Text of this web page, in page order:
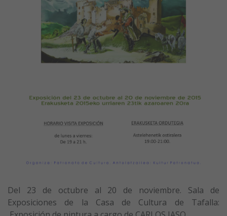
Del 23 de octubre al 20 de noviembre. Sala de
Exposiciones de la Casa de Cultura de Tafalla: